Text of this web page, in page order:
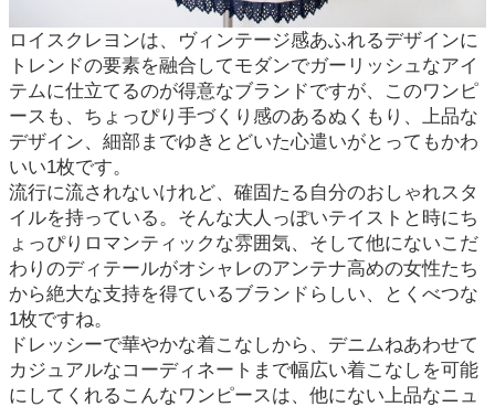
ロイスクレヨンは、ヴィンテージ感あふれるデザインに
トレンドの要素を融合してモダンでガーリッシュなアイ
テムに仕立てるのが得意なブランドですが、このワンピ
ースも、ちょっぴり手づくり感のあるぬくもり、上品な
デザイン、細部までゆきとどいた心遣いがとってもかわ
いい1枚です。
流行に流されないけれど、確固たる自分のおしゃれスタ
イルを持っている。そんな大人っぽいテイストと時にち
ょっぴりロマンティックな雰囲気、そして他にないこだ
わりのディテールがオシャレのアンテナ高めの女性たち
から絶大な支持を得ているブランドらしい、とくべつな
1枚ですね。
ドレッシーで華やかな着こなしから、デニムねあわせて
カジュアルなコーディネートまで幅広い着こなしを可能
にしてくれるこんなワンピースは、他にない上品なニュ